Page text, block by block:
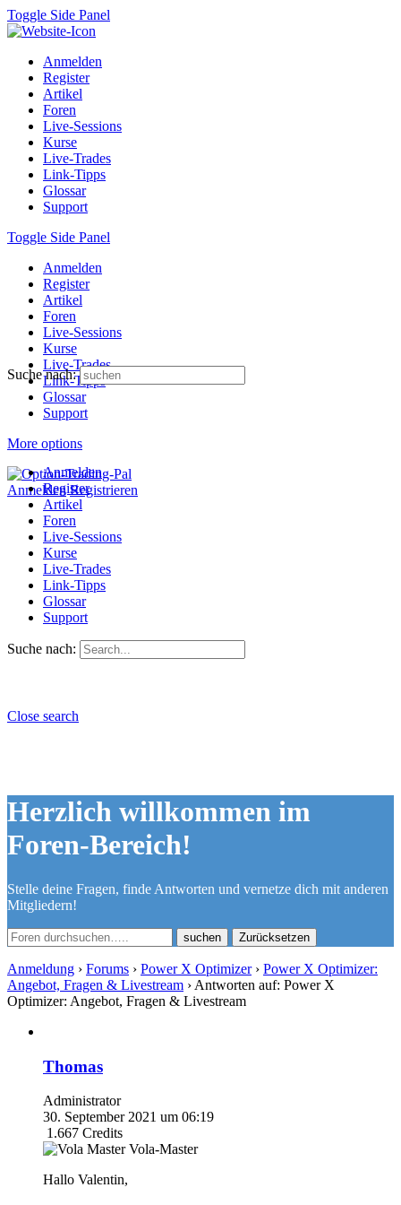
Toggle Side Panel
Anmelden
Register
Artikel
Foren
Live-Sessions
Kurse
Live-Trades
Link-Tipps
Glossar
Support
Toggle Side Panel
Anmelden
Register
Artikel
Foren
Live-Sessions
Kurse
Live-Trades
Link-Tipps
Glossar
Support
More options
Anmelden Registrieren
Suche nach:
Anmelden
Register
Artikel
Foren
Live-Sessions
Kurse
Live-Trades
Link-Tipps
Glossar
Support
Suche nach:
Close search
Herzlich willkommen im
Foren-Bereich!
Stelle deine Fragen, finde Antworten und vernetze dich mit anderen
Mitgliedern!
Zurücksetzen
Anmeldung › Forums › Power X Optimizer › Power X Optimizer:
Angebot, Fragen & Livestream › Antworten auf: Power X
Optimizer: Angebot, Fragen & Livestream
Thomas
Administrator
30. September 2021 um 06:19
1.667 Credits
Vola-Master
Hallo Valentin,